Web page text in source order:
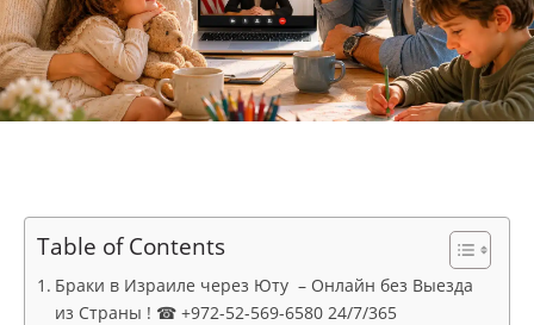
Table of Contents
Браки в Израиле через Юту – Онлайн без Выезда
из Страны ! ☎ +972-52-569-6580 24/7/365